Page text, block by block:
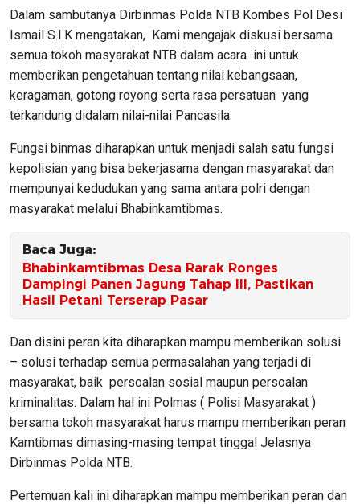
Dalam sambutanya Dirbinmas Polda NTB Kombes Pol Desi
Ismail S.I.K mengatakan, Kami mengajak diskusi bersama
semua tokoh masyarakat NTB dalam acara ini untuk
memberikan pengetahuan tentang nilai kebangsaan,
keragaman, gotong royong serta rasa persatuan yang
terkandung didalam nilai-nilai Pancasila.
Fungsi binmas diharapkan untuk menjadi salah satu fungsi
kepolisian yang bisa bekerjasama dengan masyarakat dan
mempunyai kedudukan yang sama antara polri dengan
masyarakat melalui Bhabinkamtibmas.
Baca Juga:
Bhabinkamtibmas Desa Rarak Ronges
Dampingi Panen Jagung Tahap III, Pastikan
Hasil Petani Terserap Pasar
Dan disini peran kita diharapkan mampu memberikan solusi
– solusi terhadap semua permasalahan yang terjadi di
masyarakat, baik persoalan sosial maupun persoalan
kriminalitas. Dalam hal ini Polmas ( Polisi Masyarakat )
bersama tokoh masyarakat harus mampu memberikan peran
Kamtibmas dimasing-masing tempat tinggal Jelasnya
Dirbinmas Polda NTB.
Pertemuan kali ini diharapkan mampu memberikan peran dan